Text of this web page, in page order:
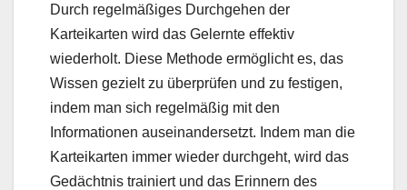
Durch regelmäßiges Durchgehen der
Karteikarten wird das Gelernte effektiv
wiederholt. Diese Methode ermöglicht es, das
Wissen gezielt zu überprüfen und zu festigen,
indem man sich regelmäßig mit den
Informationen auseinandersetzt. Indem man die
Karteikarten immer wieder durchgeht, wird das
Gedächtnis trainiert und das Erinnern des